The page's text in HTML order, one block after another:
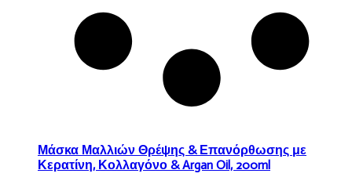
Μάσκα Μαλλιών Θρέψης & Επανόρθωσης με
Κερατίνη, Κολλαγόνο & Argan Oil, 200ml